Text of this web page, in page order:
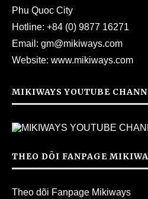
Phu Quoc City
Hotline: +84 (0) 9877 16271
Email: gm@mikiways.com
Website: www.mikiways.com
MIKIWAYS YOUTUBE
THEO DÕI FANPAGE
Theo dõi Fanpage Mikiways